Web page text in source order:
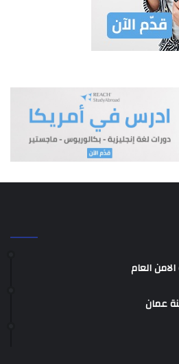
نظام تخالف احكامه أحكام هذا
العام
عمان